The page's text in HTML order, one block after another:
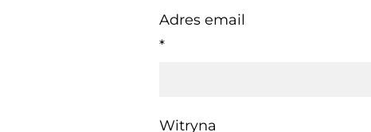
Adres email
*
Witryna